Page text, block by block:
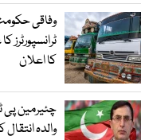
وفاقی
کا اعلان
چئیرمین پی
والدہ